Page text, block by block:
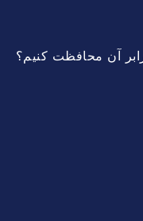
آن محافظت کنیم؟